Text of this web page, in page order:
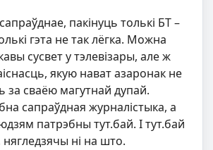
пакінуць толькі БТ –
гэта не так лёгка. Можна
сусвет у тэлевізары, але ж
якую нават азаронак не
за сваёю магутнай дупай.
сапраўдная журналістыка, а
патрэбны тут.бай. І тут.бай
ні на што.